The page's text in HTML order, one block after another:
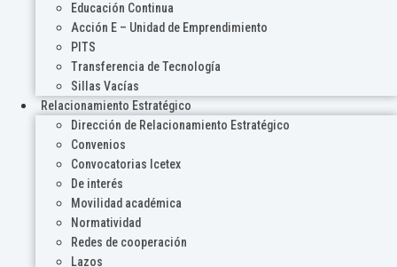
Educación Continua
Acción E – Unidad de Emprendimiento
PITS
Transferencia de Tecnología
Sillas Vacías
Relacionamiento Estratégico
Dirección de Relacionamiento Estratégico
Convenios
Convocatorias Icetex
De interés
Movilidad académica
Normatividad
Redes de cooperación
Lazos